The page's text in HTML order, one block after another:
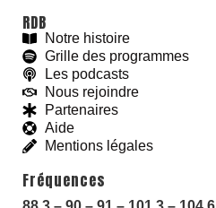
RDB
Notre histoire
Grille des programmes
Les podcasts
Nous rejoindre
Partenaires
Aide
Mentions légales
Fréquences